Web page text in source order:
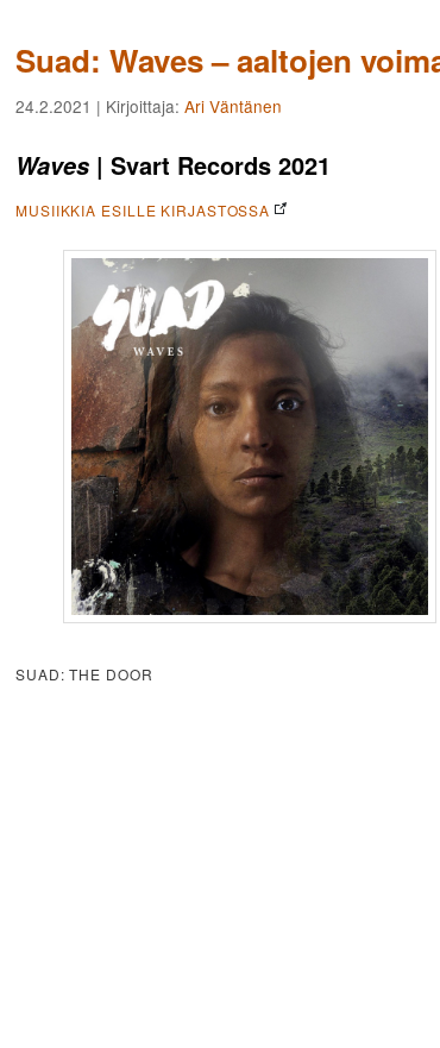
Suad: Waves – aaltojen
24.2.2021 | Kirjoittaja: Ari Väntänen
Waves | Svart Records 2021
MUSIIKKIA ESILLE KIRJASTOSSA
SUAD: THE DOOR